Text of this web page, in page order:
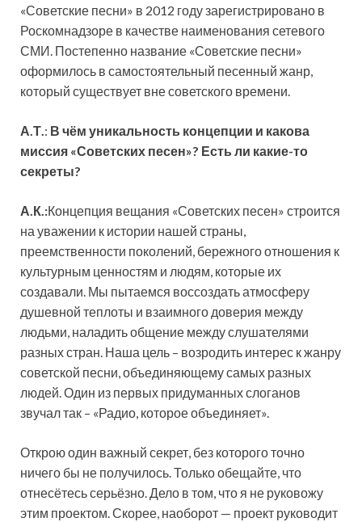
«Советские песни» в 2012 году зарегистрировано в
Роскомнадзоре в качестве наименования сетевого
СМИ. Постепенно название «Советские песни»
оформилось в самостоятельный песенный жанр,
который существует вне советского времени.
А.Т. : В чём уникальность концепции и какова
миссия «Советских песен»? Есть ли какие-то
секреты?
А.К.:Концепция вещания «Советских песен» строится
на уважении к истории нашей страны,
преемственности поколений, бережного отношения к
культурным ценностям и людям, которые их
создавали. Мы пытаемся воссоздать атмосферу
душевной теплоты и взаимного доверия между
людьми, наладить общение между слушателями
разных стран. Наша цель – возродить интерес к жанру
советской песни, объединяющему самых разных
людей. Один из первых придуманных слоганов
звучал так – «Радио, которое объединяет».
Открою один важный секрет, без которого точно
ничего бы не получилось. Только обещайте, что
отнесётесь серьёзно. Дело в том, что я не руковожу
этим проектом. Скорее, наоборот — проект руководит